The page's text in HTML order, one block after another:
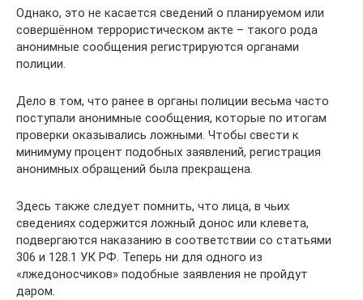
Однако, это не касается сведений о планируемом или
совершённом террористическом акте – такого рода
анонимные сообщения регистрируются органами
полиции.
Дело в том, что ранее в органы полиции весьма часто
поступали анонимные сообщения, которые по итогам
проверки оказывались ложными. Чтобы свести к
минимуму процент подобных заявлений, регистрация
анонимных обращений была прекращена.
Здесь также следует помнить, что лица, в чьих
сведениях содержится ложный донос или клевета,
подвергаются наказанию в соответствии со статьями
306 и 128.1 УК РФ. Теперь ни для одного из
«лжедоносчиков» подобные заявления не пройдут
даром.